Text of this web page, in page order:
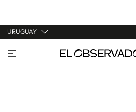
URUGUAY
URUGUAY
ARGENTINA